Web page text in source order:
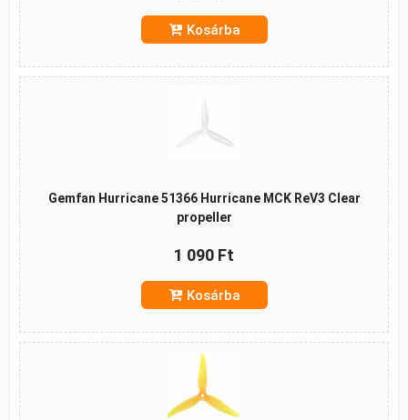
Kosárba
Gemfan Hurricane 51366 Hurricane MCK ReV3 Clear
propeller
1 090 Ft
Kosárba